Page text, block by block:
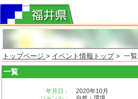
トップページ > イベント情報トップ> 一覧
一覧
年月日：
2020年10月